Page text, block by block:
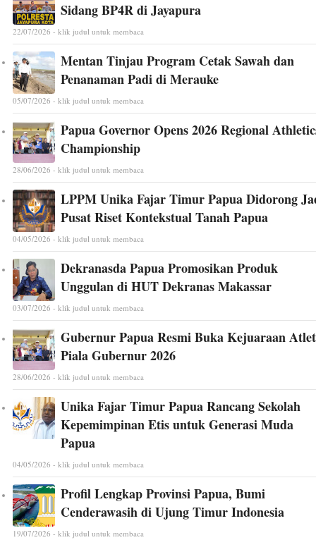
Sidang BP4R di Jayapura
22/07/2026 - klik judul untuk membaca
Mentan Tinjau Program Cetak Sawah dan
Penanaman Padi di Merauke
05/07/2026 - klik judul untuk membaca
Papua Governor Opens 2026 Regional
Championship
28/06/2026 - klik judul untuk membaca
LPPM Unika Fajar Timur Papua Didorong
Pusat Riset Kontekstual Tanah Papua
04/05/2026 - klik judul untuk membaca
Dekranasda Papua Promosikan Produk
Unggulan di HUT Dekranas Makassar
03/07/2026 - klik judul untuk membaca
Gubernur Papua Resmi Buka Kejuaraan
Piala Gubernur 2026
28/06/2026 - klik judul untuk membaca
Unika Fajar Timur Papua Rancang Sekolah
Kepemimpinan Etis untuk Generasi Muda
Papua
04/05/2026 - klik judul untuk membaca
Profil Lengkap Provinsi Papua, Bumi
Cenderawasih di Ujung Timur Indonesia
19/07/2026 - klik judul untuk membaca